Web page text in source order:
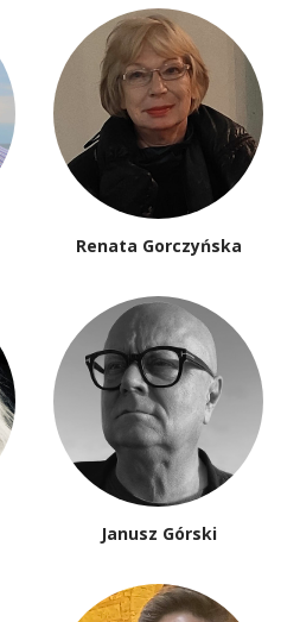
Renata Gorczyńska
Janusz Górski